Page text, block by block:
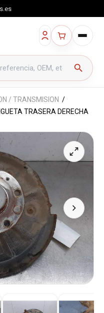
search
/ TRANSMISION
TRASERA DERECHA